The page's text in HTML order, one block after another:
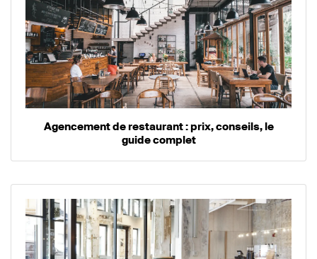
Agencement de restaurant : prix, conseils, le
guide complet